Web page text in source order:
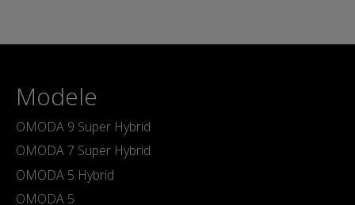
Modele
OMODA 9 Super Hybrid
OMODA 7 Super Hybrid
OMODA 5 Hybrid
OMODA 5